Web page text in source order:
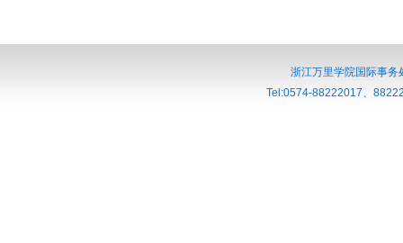
浙江万里学院国际事
Tel:0574-88222017、